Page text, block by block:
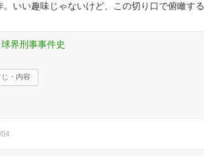
いい趣味じゃないけど、この切り口で俯瞰する
界刑事事件史
・内容